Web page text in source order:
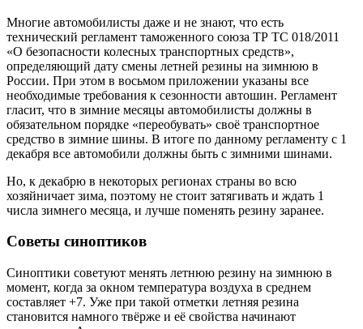
Многие автомобилисты даже и не знают, что есть
технический регламент таможенного союза ТР ТС 018/2011
«О безопасности колесных транспортных средств»,
определяющий дату смены летней резины на зимнюю в
России. При этом в восьмом приложении указаны все
необходимые требования к сезонности автошин. Регламент
гласит, что в зимние месяцы автомобилисты должны в
обязательном порядке «переобувать» своё транспортное
средство в зимние шины. В итоге по данному регламенту с 1
декабря все автомобили должны быть с зимними шинами.
Но, к декабрю в некоторых регионах страны во всю
хозяйничает зима, поэтому не стоит затягивать и ждать 1
числа зимнего месяца, и лучше поменять резину заранее.
Советы синоптиков
Синоптики советуют менять летнюю резину на зимнюю в
момент, когда за окном температура воздуха в среднем
составляет +7. Уже при такой отметки летняя резина
становится намного твёрже и её свойства начинают